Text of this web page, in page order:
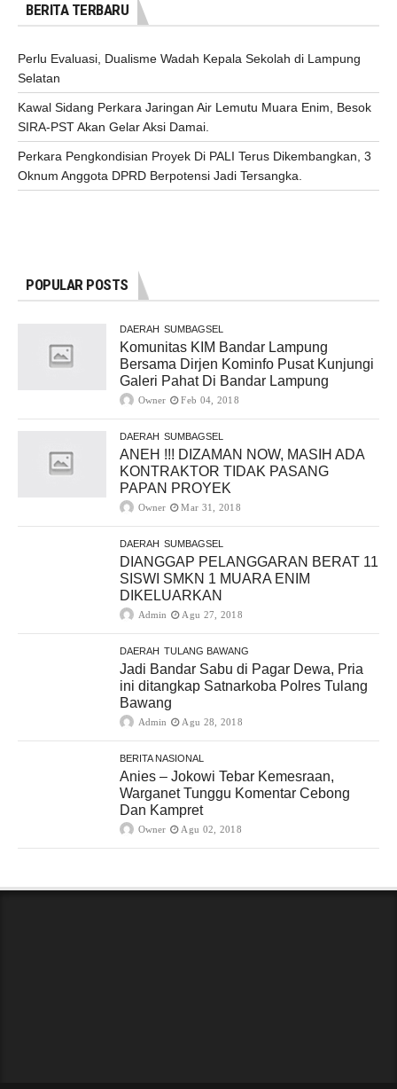
BERITA TERBARU
Perlu Evaluasi, Dualisme Wadah Kepala Sekolah di Lampung
Selatan
Kawal Sidang Perkara Jaringan Air Lemutu Muara Enim, Besok
SIRA-PST Akan Gelar Aksi Damai.
Perkara Pengkondisian Proyek Di PALI Terus Dikembangkan, 3
Oknum Anggota DPRD Berpotensi Jadi Tersangka.
POPULAR POSTS
DAERAH SUMBAGSEL
Komunitas KIM Bandar Lampung
Bersama Dirjen Kominfo Pusat Kunjungi
Galeri Pahat Di Bandar Lampung
Owner Feb 04, 2018
DAERAH SUMBAGSEL
ANEH !!! DIZAMAN NOW, MASIH ADA
KONTRAKTOR TIDAK PASANG
PAPAN PROYEK
Owner Mar 31, 2018
DAERAH SUMBAGSEL
DIANGGAP PELANGGARAN BERAT 11
SISWI SMKN 1 MUARA ENIM
DIKELUARKAN
Admin Agu 27, 2018
DAERAH TULANG BAWANG
Jadi Bandar Sabu di Pagar Dewa, Pria
ini ditangkap Satnarkoba Polres Tulang
Bawang
Admin Agu 28, 2018
BERITA NASIONAL
Anies – Jokowi Tebar Kemesraan,
Warganet Tunggu Komentar Cebong
Dan Kampret
Owner Agu 02, 2018